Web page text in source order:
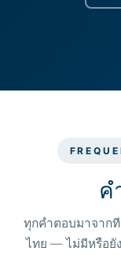
ค
ทุกคำตอบมาจากที
ไทย — ไม่มีหรือยั